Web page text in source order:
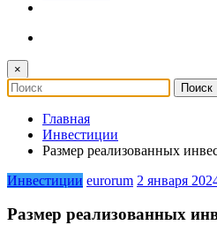
×
Главная
Инвестиции
Размер реализованных
Инвестиции eurorum 2 января
Размер реализованных